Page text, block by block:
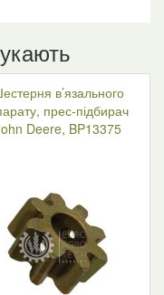
в’язального
прес-підбирач
Deere, BP13375